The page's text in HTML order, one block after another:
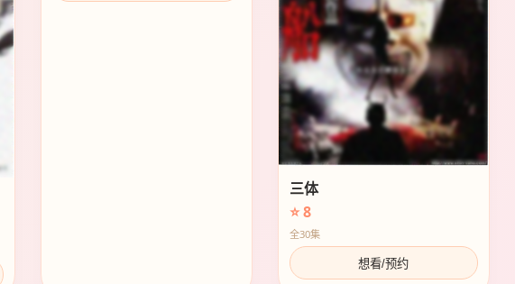
三体
⭐ 8
全30集
想看/预约